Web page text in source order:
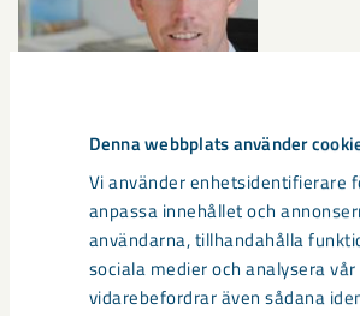
Denna webbplats använder
Vi använder enhetsidentifierare
anpassa innehållet och
användarna, tillhandahålla
sociala medier och analysera
vidarebefordrar även sådana
Documents
Release